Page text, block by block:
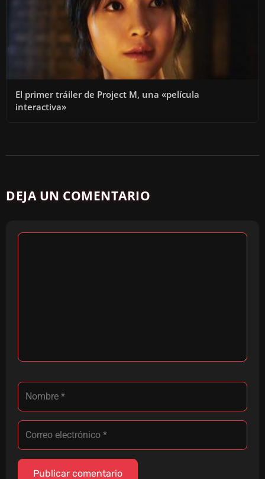
El primer tráiler de Project M, una «película
interactiva»
DEJA UN COMENTARIO